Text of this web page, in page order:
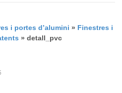
i portes d’alumini » Finestres i
» detall_pvc